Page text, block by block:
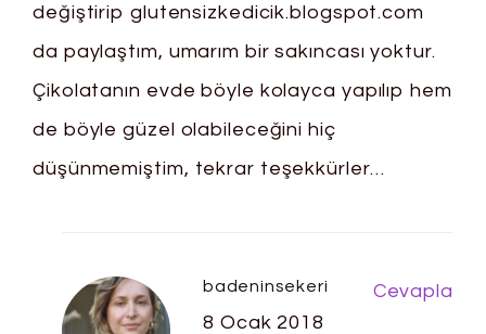
değiştirip glutensizkedicik.blogspot.com
da paylaştım, umarım bir sakıncası yoktur.
Çikolatanın evde böyle kolayca yapılıp hem
de böyle güzel olabileceğini hiç
düşünmemiştim, tekrar teşekkürler…
badeninsekeri
8 Ocak 2018
Cevapla